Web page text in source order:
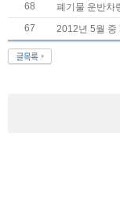
68
폐기물 운반차
67
2012년 5월 중